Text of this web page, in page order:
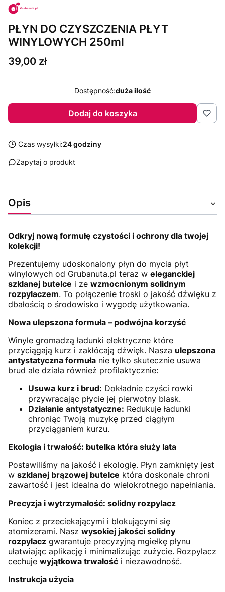
PŁYN DO CZYSZCZENIA PŁYT
WINYLOWYCH 250ml
Cena
39,00 zł
Dostępność:duża ilość
Dodaj do koszyka
Czas wysyłki:24 godziny
Zapytaj o produkt
Opis
Odkryj nową formułę czystości i ochrony dla twojej
kolekcji!
Prezentujemy udoskonalony płyn do mycia płyt
winylowych od Grubanuta.pl teraz w eleganckiej
szklanej butelce i ze wzmocnionym solidnym
rozpylaczem. To połączenie troski o jakość dźwięku z
dbałością o środowisko i wygodę użytkowania.
Nowa ulepszona formuła – podwójna korzyść
Winyle gromadzą ładunki elektryczne które
przyciągają kurz i zakłócają dźwięk. Nasza ulepszona
antystatyczna formuła nie tylko skutecznie usuwa
brud ale działa również profilaktycznie:
Usuwa kurz i brud: Dokładnie czyści rowki
przywracając płycie jej pierwotny blask.
Działanie antystatyczne: Redukuje ładunki
chroniąc Twoją muzykę przed ciągłym
przyciąganiem kurzu.
Ekologia i trwałość: butelka która służy lata
Postawiliśmy na jakość i ekologię. Płyn zamknięty jest
w szklanej brązowej butelce która doskonale chroni
zawartość i jest idealna do wielokrotnego napełniania.
Precyzja i wytrzymałość: solidny rozpylacz
Koniec z przeciekającymi i blokującymi się
atomizerami. Nasz wysokiej jakości solidny
rozpylacz gwarantuje precyzyjną mgiełkę płynu
ułatwiając aplikację i minimalizując zużycie. Rozpylacz
cechuje wyjątkowa trwałość i niezawodność.
Instrukcja użycia